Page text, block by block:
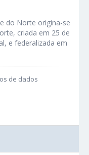
do Norte origina-se
criada em 25 de
e federalizada em
de dados